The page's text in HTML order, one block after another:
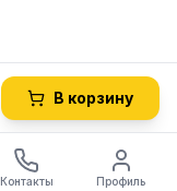
В корзину
Контакты Профиль